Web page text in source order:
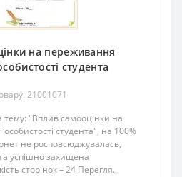
на переживання
студента
21001071
тему: "Вплив самооцінки на
студента", на 100%
не росповсюджувалась,
успішно захищена
сторінок – 24 Перегля..